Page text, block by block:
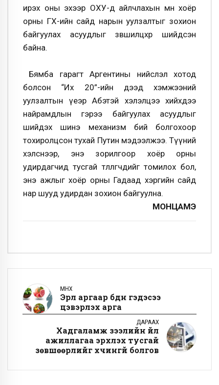
ирэх оны эхээр ОХУ-д айлчлахын өмнө хоёр
орны ГХ-ийн сайд нарын уулзалтыг зохион
байгуулах асуудлыг зөвшилцөхөөр шийдсэн
байна.
Бямба гарагт Аргентины нийслэл хотод
болсон “Их 20”-ийн дээд хэмжээний
уулзалтын үеэр Абэтэй хэлэлцээ хийхдээ
найрамдлын гэрээ байгуулах асуудлыг
шийдэх шинэ механизм бий болгохоор
тохиролцсон тухай Путин мэдээлжээ. Түүний
хэлснээр, энэ зорилгоор хоёр орны
удирдагчид тусгай төлөөлөгчдийг томилох бол,
энэ ажлыг хоёр орны Гадаад хэргийн сайд
нар шууд удирдан зохион байгуулна.
МОНЦАМЭ
ӨМНӨХ
Эрүүл аргаар бүдүүн гэдэсээ
цэвэрлэх арга
ДАРААХ
Хадгаламж зээлийн үйл
ажиллагаа эрхлэх тусгай
зөвшөөрлийг хүчингүй болгов